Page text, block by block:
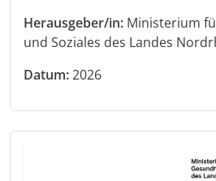
Herausgeber/in: Ministerium
und Soziales des Landes
Datum:2026